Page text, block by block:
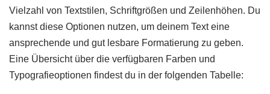
Vielzahl von Textstilen, Schriftgrößen und Zeilenhöhen. Du
kannst diese Optionen nutzen, um deinem Text eine
ansprechende und gut lesbare Formatierung zu geben.
Eine Übersicht über die verfügbaren Farben und
Typografieoptionen findest du in der folgenden Tabelle: